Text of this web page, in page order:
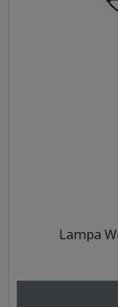
Lampa